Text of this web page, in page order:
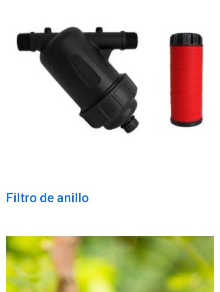
Filtro de anillo